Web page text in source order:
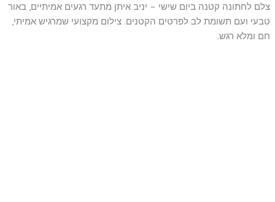
צלם לחתונה קטנה ביום שישי – יניב איתן מתעד רגעים אמיתיים, באור
טבעי ועם תשומת לב לפרטים הקטנים. צילום מקצועי שמרגיש אמיתי,
חם ומלא רגש.